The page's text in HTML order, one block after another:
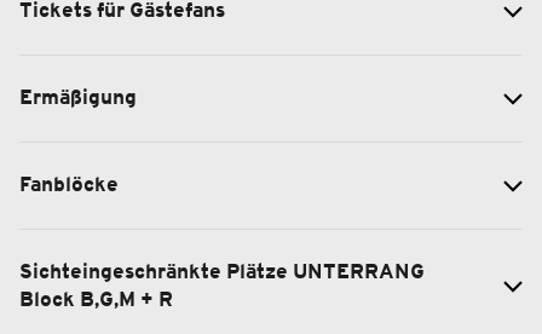
Tickets für Gästefans
Ermäßigung
Fanblöcke
Sichteingeschränkte Plätze UNTERRANG
Block B,G,M + R